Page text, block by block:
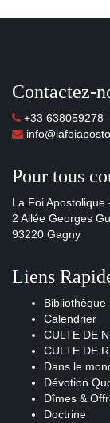
Contactez-
+33 638059278
Pour tous
La Foi Apostolique
2 Allée Georges
93220 Gagny
Liens
Bibliothèque
Calendrier
CULTE DE
CULTE DE
Dans le
Dévotion
Dîmes &
Doctrine